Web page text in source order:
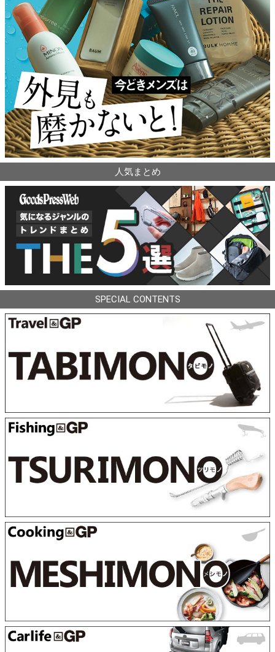
人気まとめ
SPECIAL CONTENTS